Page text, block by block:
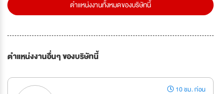
ตำแหน่งงานทั้งหมดของบริษัทนี้
ตำแหน่งงานอื่นๆ ของบริษัทนี้
10 ชม. ก่อน